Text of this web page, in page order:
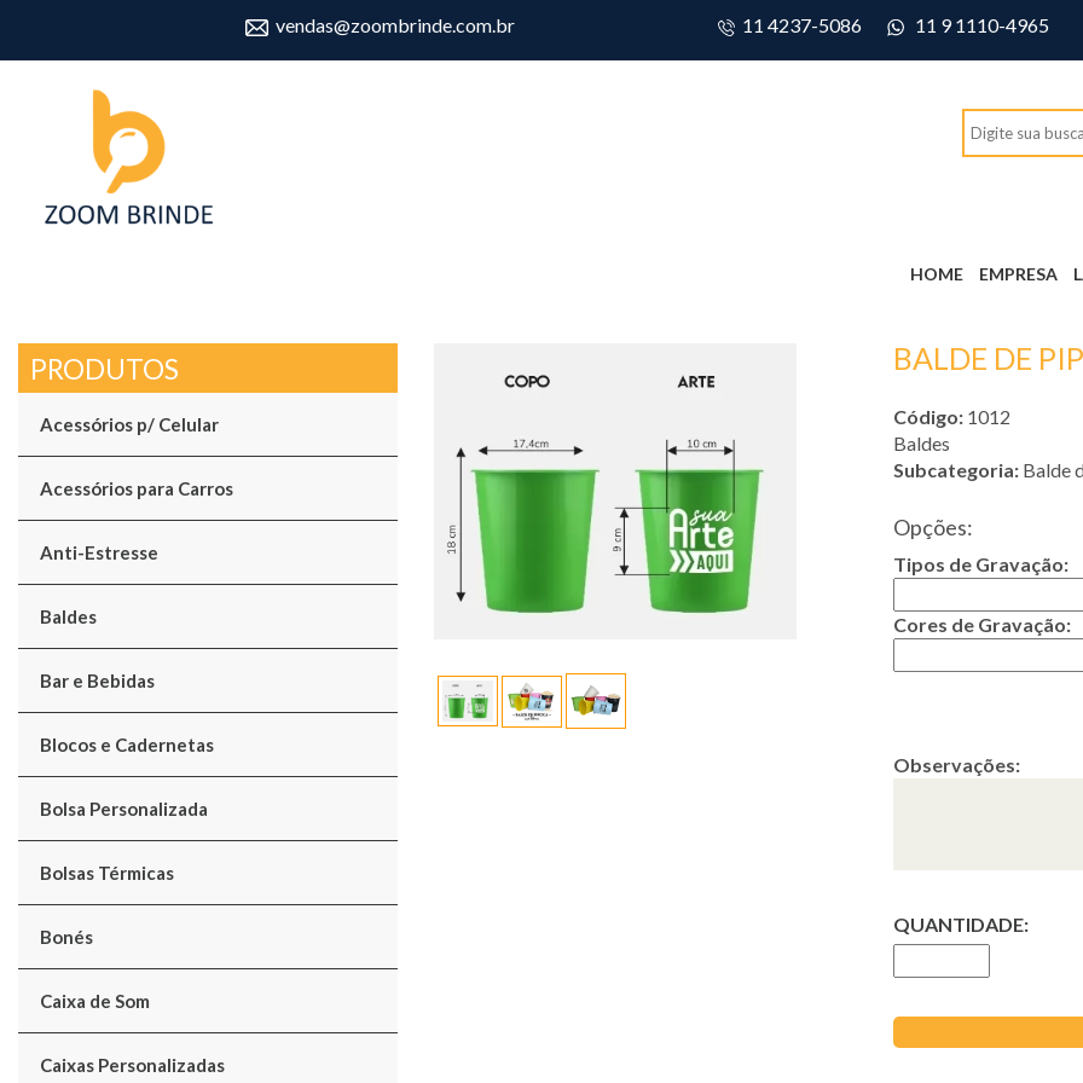
vendas@zoombrinde.com.br 11 4237-5086 11 9 1110-4965
HOME EMPRESA
Acessórios p/ Celular
Acessórios para Carros
Anti-Estresse
Baldes
Bar e Bebidas
Blocos e Cadernetas
Bolsa Personalizada
Bolsas Térmicas
Bonés
Caixa de Som
Caixas Personalizadas
BALDE DE
Código: 1012
Baldes
Subcategoria: Balde
Opções:
Tipos de Gravação:
Cores de Gravação:
Observações:
QUANTIDADE: